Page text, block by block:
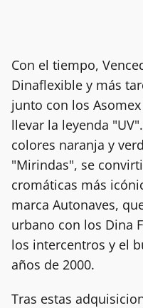
Con el tiempo,
Dinaflexible y más
junto con los
llevar la leyenda
colores naranja y
"Mirindas", se
cromáticas más
marca Autonaves,
urbano con los Dina
los intercentros y el
años de 2000.
Tras estas